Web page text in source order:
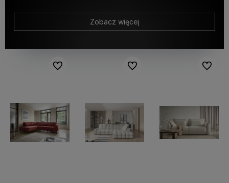
Zobacz więcej
Do ulubionych Do ulubionych Do